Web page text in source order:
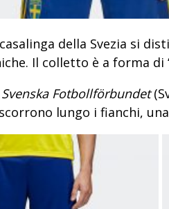
della Svezia si
Il colletto è a forma
Svenska Fotbollförbundet
lungo i fianchi,